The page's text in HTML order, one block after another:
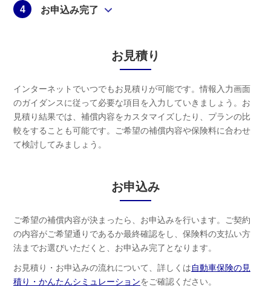
4 お申込み完了
お見積り
インターネットでいつでもお見積りが可能です。情報入力画面
のガイダンスに従って必要な項目を入力していきましょう。お
見積り結果では、補償内容をカスタマイズしたり、プランの比
較をすることも可能です。ご希望の補償内容や保険料に合わせ
て検討してみましょう。
お申込み
ご希望の補償内容が決まったら、お申込みを行います。ご契約
の内容がご希望通りであるか最終確認をし、保険料の支払い方
法までお選びいただくと、お申込み完了となります。
お見積り・お申込みの流れについて、詳しくは自動車保険の見
積り・かんたんシミュレーションをご確認ください。